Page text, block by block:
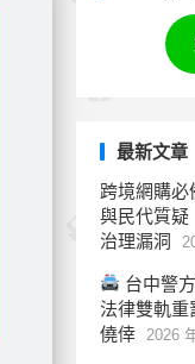
最新文章
跨境網購必
與民代質疑
治理漏洞
台中警
法律雙軌重
僥倖
2026